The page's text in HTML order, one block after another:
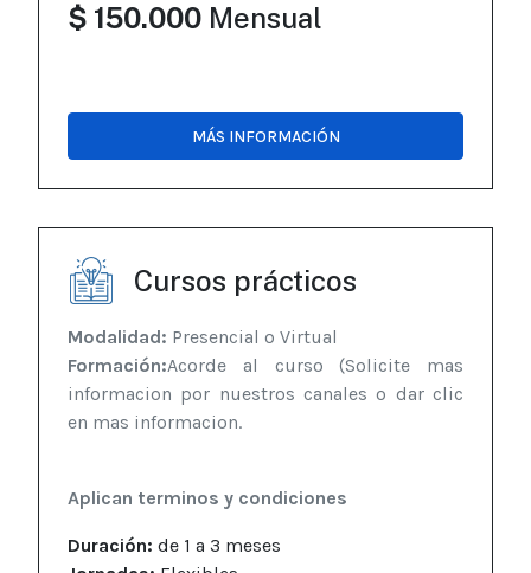
$ 150.000 Mensual
MÁS INFORMACIÓN
Cursos prácticos
Modalidad: Presencial o Virtual
Formación:Acorde al curso (Solicite mas
informacion por nuestros canales o dar clic
en mas informacion.
Aplican terminos y condiciones
Duración: de 1 a 3 meses